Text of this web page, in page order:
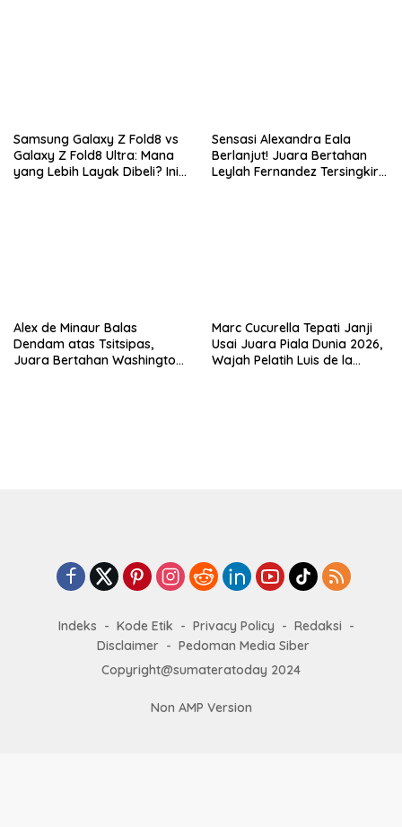
Samsung Galaxy Z Fold8 vs
Galaxy Z Fold8 Ultra: Mana
yang Lebih Layak Dibeli? Ini
Sensasi Alexandra Eala
Berlanjut! Juara Bertahan
Leylah Fernandez Tersingkir
Alex de Minaur Balas
Dendam atas Tsitsipas,
Juara Bertahan Washington
Marc Cucurella Tepati Janji
Usai Juara Piala Dunia 2026,
Wajah Pelatih Luis de la
Indeks Kode Etik Privacy Policy
Redaksi
Disclaimer
Pedoman Media Siber
Copyright@sumateratoday 2024
Non AMP Version